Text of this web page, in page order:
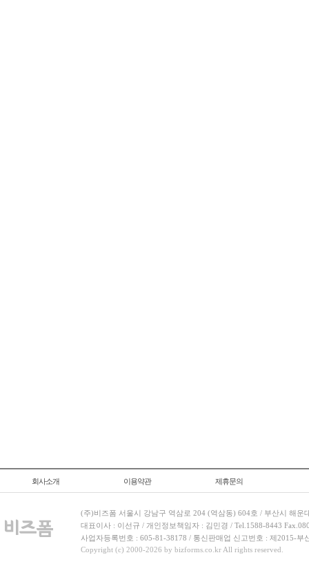
회사소개 이용약관 제휴문의
(주)비즈폼 서울시 강남구 역삼로 204 (역삼동) 604호 / 부산시 해운
대표이사 : 이선규 / 개인정보책임자 : 김민경 / Tel.1588-8443
사업자등록번호 : 605-81-38178 / 통신판매업 신고번호 : 제2015-부
Copyright (c) 2000-2026 by bizforms.co.kr All rights reserved.